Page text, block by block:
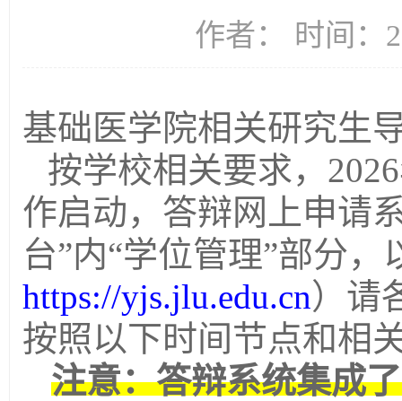
作者： 时间：
基础医学院相关研究生
按学校相关要求， 2026
作启动，答辩网上申请
台”内“学位管理”部分
https://yjs.jlu.edu.cn）请
按照以下时间节点和相
注意：答辩系统集成